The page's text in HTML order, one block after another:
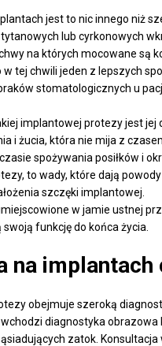
jest to nic innego niż
lub cyrkonowych
na których mocowane są
w tej chwili jeden z lepszych
stomatologicznych u
implantowej protezy jest jej
i żucia, która nie mija z
spożywania posiłków i
to wady, które dają
szczęki implantowej.
w jamie ustnej
swoją funkcję do końca życia.
na implantach
obejmuje szeroką
wchodzi diagnostyka obrazowa
zatok. Konsultacja